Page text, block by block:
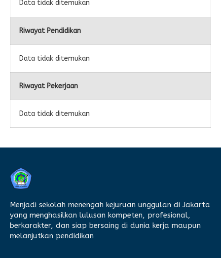
Data tidak ditemukan
Riwayat Pendidikan
Data tidak ditemukan
Riwayat Pekerjaan
Data tidak ditemukan
Menjadi sekolah menengah kejuruan unggulan di Jakarta
yang menghasilkan lulusan kompeten, profesional,
berkarakter, dan siap bersaing di dunia kerja maupun
melanjutkan pendidikan